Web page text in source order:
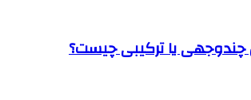
یا ترکیبی چیست؟